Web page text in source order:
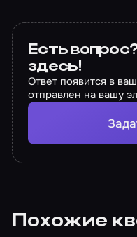
Есть
здесь!
Ответ появится в
отправлен на вашу
Похожие